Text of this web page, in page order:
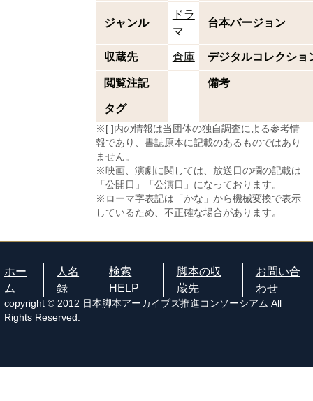
ジャンル
ドラ
マ
台本バージョン
収蔵先 倉庫 デジタルコレクショ
閲覧注記 備考
タグ
※[ ]内の情報は当団体の独自調査による参考情
報であり、書誌原本に記載のあるものではあり
ません。
※映画、演劇に関しては、放送日の欄の記載は
「公開日」「公演日」になっております。
※ローマ字表記は「かな」から機械変換で表示
しているため、不正確な場合があります。
ホー
ム
人名
録
検索
HELP
脚本の収
蔵先
お問い合
わせ
copyright © 2012 日本脚本アーカイブズ推進コンソーシアム All
Rights Reserved.